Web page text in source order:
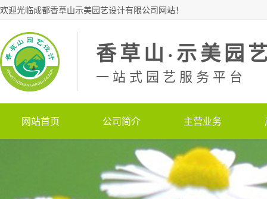
欢迎光临成都香草山示美园艺设计有限公司网站！
香草山·示美园
一站式园艺服务平台
网站首页 公司简介 主营业务